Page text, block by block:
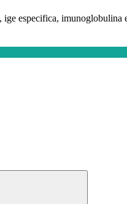
ige especifica, imunoglobulina